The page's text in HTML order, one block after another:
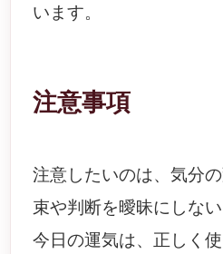
います。
注意事項
注意したいのは、気分
束や判断を曖昧にしない
今日の運気は、正しく